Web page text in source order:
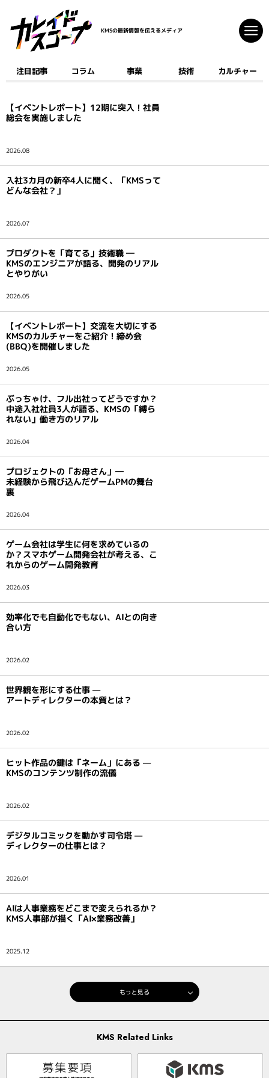
事業
クリエイティブ
マーケティング
KMSの最新情報を伝えるメディア
注目記事 コラム 事業 技術 カルチャー
2026.08
【イベントレポート】12期に突入！社員
総会を実施しました
2026.07
入社3カ月の新卒4人に聞く、「KMSって
どんな会社？」
2026.05
プロダクトを「育てる」技術職 ―
KMSのエンジニアが語る、開発のリアル
とやりがい
2026.05
【イベントレポート】交流を大切にする
KMSのカルチャーをご紹介！締め会
(BBQ)を開催しました
2026.04
ぶっちゃけ、フル出社ってどうですか？
中途入社社員3人が語る、KMSの「縛ら
れない」働き方のリアル
2026.04
プロジェクトの「お母さん」―
未経験から飛び込んだゲームPMの舞台
裏
2026.03
ゲーム会社は学生に何を求めているの
か？スマホゲーム開発会社が考える、こ
れからのゲーム開発教育
2026.02
効率化でも自動化でもない、AIとの向き
合い方
2026.02
世界観を形にする仕事 —
アートディレクターの本質とは？
2026.02
ヒット作品の鍵は「ネーム」にある —
KMSのコンテンツ制作の流儀
2026.01
デジタルコミックを動かす司令塔 —
ディレクターの仕事とは？
2025.12
AIは人事業務をどこまで変えられるか？
KMS人事部が描く「AI×業務改善」
もっと見る
KMS Related Links